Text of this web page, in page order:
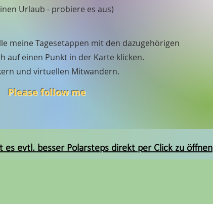
Urlaub - probiere es aus)
meine Tagesetappen mit den dazugehörigen
auf einen Punkt in der Karte klicken.
und virtuellen Mitwandern.
Please follow me
es evtl. besser Polarsteps direkt per Click zu öffnen